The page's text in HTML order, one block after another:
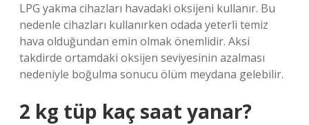
LPG yakma cihazları havadaki oksijeni kullanır. Bu
nedenle cihazları kullanırken odada yeterli temiz
hava olduğundan emin olmak önemlidir. Aksi
takdirde ortamdaki oksijen seviyesinin azalması
nedeniyle boğulma sonucu ölüm meydana gelebilir.
2 kg tüp kaç saat yanar?